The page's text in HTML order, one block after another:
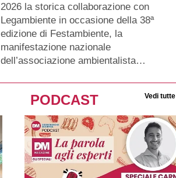
2026 la storica collaborazione con
Legambiente in occasione della 38ª
edizione di Festambiente, la
manifestazione nazionale
dell’associazione ambientalista…
PODCAST Vedi tutte